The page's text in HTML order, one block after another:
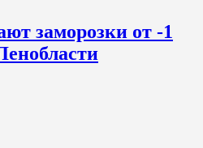
заморозки от -1